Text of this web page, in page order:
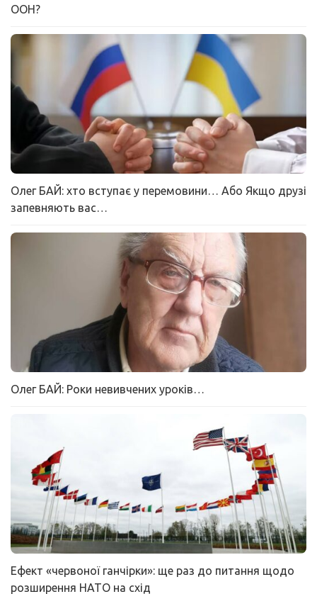
ООН?
Олег БАЙ: хто вступає у перемовини… Або Якщо друзі
запевняють вас…
Олег БАЙ: Роки невивчених уроків…
Ефект «червоної ганчірки»: ще раз до питання щодо
розширення НАТО на схід